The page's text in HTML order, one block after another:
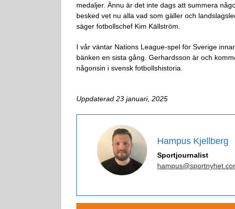
medaljer. Ännu är det inte dags att summera
besked vet nu alla vad som gäller och
säger fotbollschef Kim Källström.
I vår väntar Nations League-spel för Sverige
bänken en sista gång. Gerhardsson är och
någonsin i svensk fotbollshistoria.
Uppdaterad 23 januari, 2025
Hampus Kjellberg
Sportjournalist